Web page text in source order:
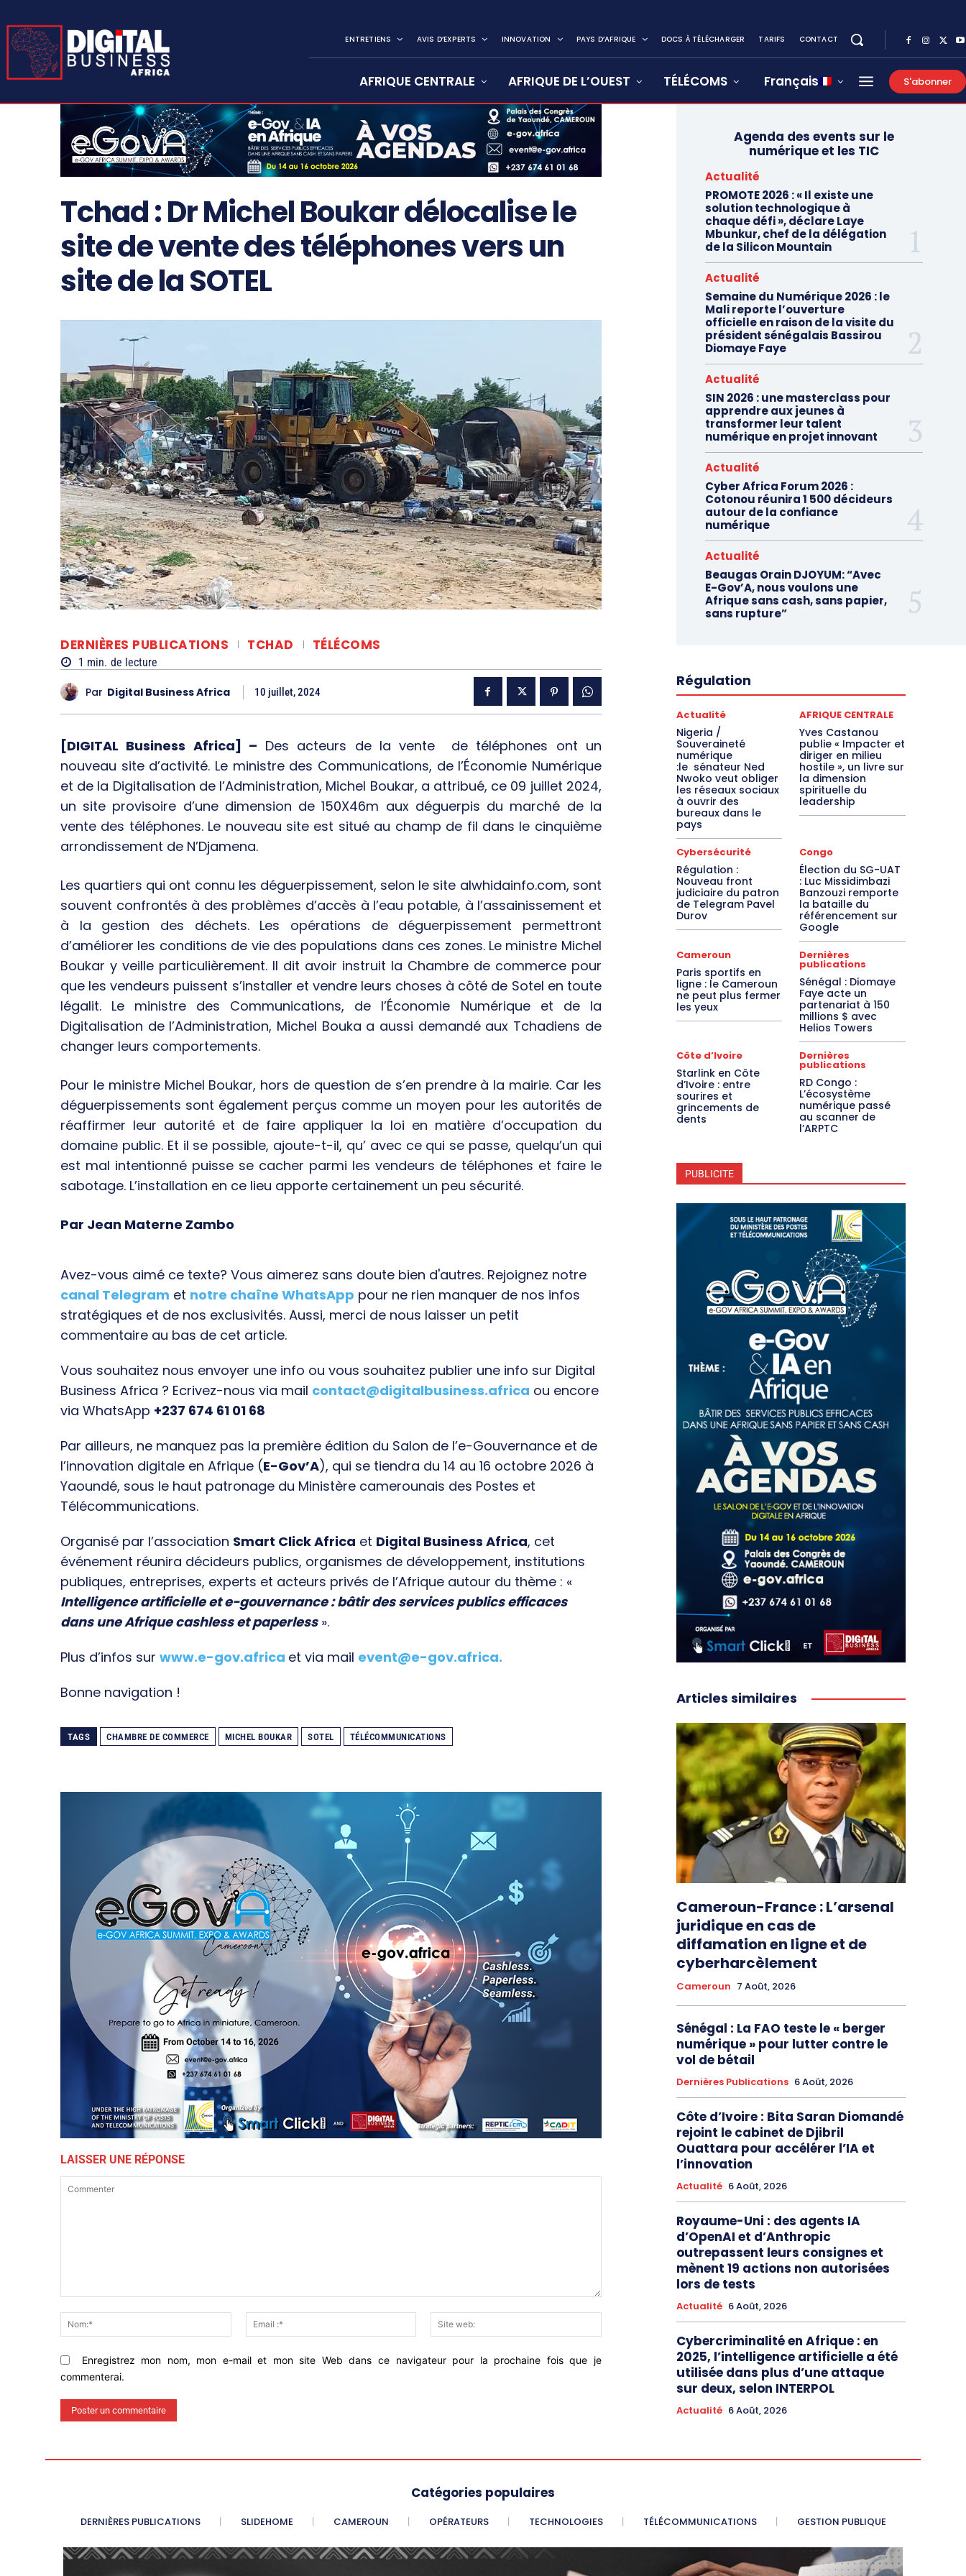
ENTRETIENS AVIS D’EXPERTS INNOVATION PAYS D’AFRIQUE DOCS À TÉLÉCHARGER TARIFS CONTACT
AFRIQUE CENTRALE AFRIQUE DE L’OUEST TÉLÉCOMS Français S'abonner
Tchad : Dr Michel Boukar délocalise le
site de vente des téléphones vers un
site de la SOTEL
DERNIÈRES PUBLICATIONS TCHAD TÉLÉCOMS
1 min. de lecture
Par Digital Business Africa 10 juillet, 2024
[DIGITAL Business Africa] – Des acteurs de la vente de téléphones ont un
nouveau site d’activité. Le ministre des Communications, de l’Économie Numérique
et de la Digitalisation de l’Administration, Michel Boukar, a attribué, ce 09 juillet 2024,
un site provisoire d’une dimension de 150X46m aux déguerpis du marché de la
vente des téléphones. Le nouveau site est situé au champ de fil dans le cinquième
arrondissement de N’Djamena.
Les quartiers qui ont connu les déguerpissement, selon le site alwhidainfo.com, sont
souvent confrontés à des problèmes d’accès à l’eau potable, à l’assainissement et
à la gestion des déchets. Les opérations de déguerpissement permettront
d’améliorer les conditions de vie des populations dans ces zones. Le ministre Michel
Boukar y veille particulièrement. Il dit avoir instruit la Chambre de commerce pour
que les vendeurs puissent s’installer et vendre leurs choses à côté de Sotel en toute
légalit. Le ministre des Communications, de l’Économie Numérique et de la
Digitalisation de l’Administration, Michel Bouka a aussi demandé aux Tchadiens de
changer leurs comportements.
Pour le ministre Michel Boukar, hors de question de s’en prendre à la mairie. Car les
déguerpissements sont également perçus comme un moyen pour les autorités de
réaffirmer leur autorité et de faire appliquer la loi en matière d’occupation du
domaine public. Et il se possible, ajoute-t-il, qu’ avec ce qui se passe, quelqu’un qui
est mal intentionné puisse se cacher parmi les vendeurs de téléphones et faire le
sabotage. L’installation en ce lieu apporte certainement un peu sécurité.
Par Jean Materne Zambo
Avez-vous aimé ce texte? Vous aimerez sans doute bien d'autres. Rejoignez notre
canal Telegram et notre chaîne WhatsApp pour ne rien manquer de nos infos
stratégiques et de nos exclusivités. Aussi, merci de nous laisser un petit
commentaire au bas de cet article.
Vous souhaitez nous envoyer une info ou vous souhaitez publier une info sur Digital
Business Africa ? Ecrivez-nous via mail contact@digitalbusiness.africa ou encore
via WhatsApp +237 674 61 01 68
Par ailleurs, ne manquez pas la première édition du Salon de l’e-Gouvernance et de
l’innovation digitale en Afrique (E-Gov’A), qui se tiendra du 14 au 16 octobre 2026 à
Yaoundé, sous le haut patronage du Ministère camerounais des Postes et
Télécommunications.
Organisé par l’association Smart Click Africa et Digital Business Africa, cet
événement réunira décideurs publics, organismes de développement, institutions
publiques, entreprises, experts et acteurs privés de l’Afrique autour du thème : «
Intelligence artificielle et e-gouvernance : bâtir des services publics efficaces
dans une Afrique cashless et paperless».
Plus d’infos sur www.e-gov.africa et via mail event@e-gov.africa.
Bonne navigation !
TAGS CHAMBRE DE COMMERCE MICHEL BOUKAR SOTEL TÉLÉCOMMUNICATIONS
LAISSER UNE RÉPONSE
Nom:*
Email
:*
web:
Enregistrez mon nom, mon e-mail et mon site Web dans ce navigateur pour la prochaine fois que je
commenterai.
Agenda des events sur le
numérique et les TIC
Actualité
PROMOTE 2026 : « Il existe une
solution technologique à
chaque défi », déclare Laye
Mbunkur, chef de la délégation
de la Silicon Mountain
Actualité
Semaine du Numérique 2026 : le
Mali reporte l’ouverture
officielle en raison de la visite du
président sénégalais Bassirou
Diomaye Faye
Actualité
SIN 2026 : une masterclass pour
apprendre aux jeunes à
transformer leur talent
numérique en projet innovant
Actualité
Cyber Africa Forum 2026 :
Cotonou réunira 1 500 décideurs
autour de la confiance
numérique
Actualité
Beaugas Orain DJOYUM: “Avec
E-Gov’A, nous voulons une
Afrique sans cash, sans papier,
sans rupture”
Régulation
Actualité
Nigeria /
Souveraineté
numérique
:le sénateur Ned
Nwoko veut obliger
les réseaux sociaux
à ouvrir des
bureaux dans le
pays
AFRIQUE CENTRALE
Yves Castanou
publie « Impacter et
diriger en milieu
hostile », un livre sur
la dimension
spirituelle du
leadership
Cybersécurité
Régulation :
Nouveau front
judiciaire du patron
de Telegram Pavel
Durov
Congo
Élection du SG-UAT
: Luc Missidimbazi
Banzouzi remporte
la bataille du
référencement sur
Google
Cameroun
Paris sportifs en
ligne : le Cameroun
ne peut plus fermer
les yeux
Dernières
publications
Sénégal : Diomaye
Faye acte un
partenariat à 150
millions $ avec
Helios Towers
Côte d’Ivoire
Starlink en Côte
d’Ivoire : entre
sourires et
grincements de
dents
Dernières
publications
RD Congo :
L’écosystème
numérique passé
au scanner de
l’ARPTC
PUBLICITE
Articles similaires
Cameroun-France : L’arsenal
juridique en cas de
diffamation en ligne et de
cyberharcèlement
Cameroun 7 Août, 2026
Sénégal : La FAO teste le « berger
numérique » pour lutter contre le
vol de bétail
Dernières Publications 6 Août, 2026
Côte d’Ivoire : Bita Saran Diomandé
rejoint le cabinet de Djibril
Ouattara pour accélérer l’IA et
l’innovation
Actualité 6 Août, 2026
Royaume-Uni : des agents IA
d’OpenAI et d’Anthropic
outrepassent leurs consignes et
mènent 19 actions non autorisées
lors de tests
Actualité 6 Août, 2026
Cybercriminalité en Afrique : en
2025, l’intelligence artificielle a été
utilisée dans plus d’une attaque
sur deux, selon INTERPOL
Actualité 6 Août, 2026
Catégories populaires
DERNIÈRES PUBLICATIONS SLIDEHOME CAMEROUN OPÉRATEURS TECHNOLOGIES TÉLÉCOMMUNICATIONS GESTION PUBLIQUE